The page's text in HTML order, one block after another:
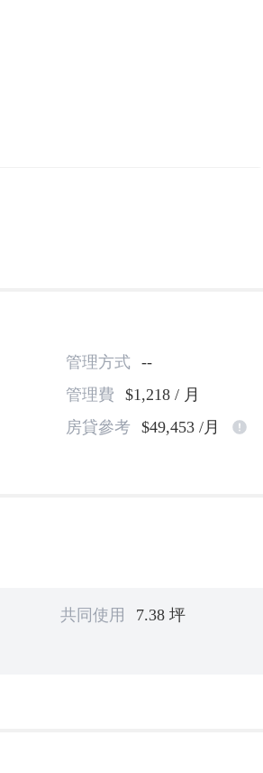
管理方式
--
管理費
$1,218 / 月
房貸參考
$49,453 /月
共同使用
7.38 坪